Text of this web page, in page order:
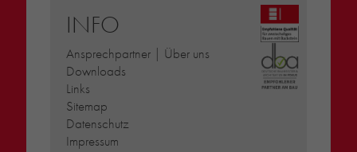
INFO
Ansprechpartner | Über uns
Downloads
Links
Sitemap
Datenschutz
Impressum